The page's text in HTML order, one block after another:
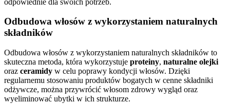
Odbudowa włosów z wykorzystaniem naturalnych
składników
Odbudowa włosów z wykorzystaniem naturalnych składników to
skuteczna metoda, która wykorzystuje proteiny, naturalne olejki
oraz ceramidy w celu poprawy kondycji włosów. Dzięki
regularnemu stosowaniu produktów bogatych w cenne składniki
odżywcze, można przywrócić włosom zdrowy wygląd oraz
wyeliminować ubytki w ich strukturze.